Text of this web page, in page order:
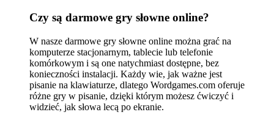
Czy są darmowe gry słowne online?
W nasze darmowe gry słowne online można grać na
komputerze stacjonarnym, tablecie lub telefonie
komórkowym i są one natychmiast dostępne, bez
konieczności instalacji. Każdy wie, jak ważne jest
pisanie na klawiaturze, dlatego Wordgames.com oferuje
różne gry w pisanie, dzięki którym możesz ćwiczyć i
widzieć, jak słowa lecą po ekranie.